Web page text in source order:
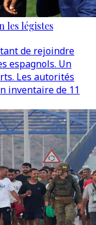
les légistes
de rejoindre
espagnols. Un
Les autorités
inventaire de 11